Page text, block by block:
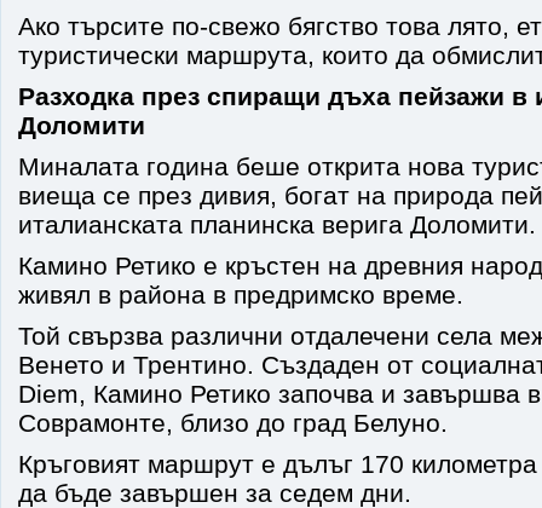
Ако търсите по-свежо бягство това лято,
туристически маршрута, които да
Разходка през спиращи дъха пейзажи в
Доломити
Миналата година беше открита нова
виеща се през дивия, богат на природа
италианската планинска верига Доломити.
Камино Ретико е кръстен на древния
живял в района в предримско време.
Той свързва различни отдалечени села
Венето и Трентино. Създаден от
Diem, Камино Ретико започва и завършва
Соврамонте, близо до град Белуно.
Кръговият маршрут е дълъг 170
да бъде завършен за седем дни.